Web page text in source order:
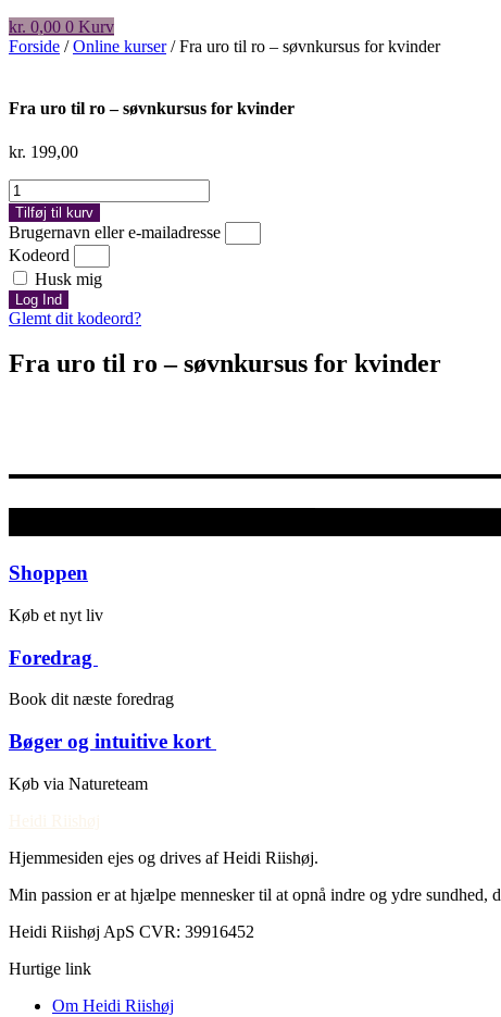
kr. 0,00 0 Kurv
Forside /Online kurser/ Fra uro til ro – søvnkursus for kvinder
Fra uro til ro – søvnkursus for kvinder
kr. 199,00
Fra
uro
til
ro
–
søvnkursus
for
kvinder
Tilføj til kurv
Brugernavn eller e-mailadresse
Kodeord
Husk mig
Log Ind
Glemt dit kodeord?
Fra uro til ro – søvnkursus for kvinder
Shoppen
Køb et nyt liv ​
Foredrag ​
Book dit næste foredrag ​
Bøger og intuitive kort ​
Køb via Natureteam ​
Hjemmesiden ejes og drives af Heidi Riishøj.
Min passion er at hjælpe mennesker til at opnå indre og ydre
Heidi Riishøj ApS CVR: 39916452
Hurtige link
Om Heidi Riishøj